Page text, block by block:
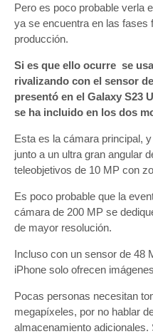
Pero es poco probable verla
ya se encuentra en las fases
producción.
Si es que ello ocurre se
rivalizando con el sensor
presentó en el Galaxy S23
se ha incluido en los dos
Esta es la cámara principal,
junto a un ultra gran angular
teleobjetivos de 10 MP con
Es poco probable que la
cámara de 200 MP se
de mayor resolución.
Incluso con un sensor de 48
iPhone solo ofrecen
Pocas personas necesitan
megapíxeles, por no hablar
almacenamiento adicionales.